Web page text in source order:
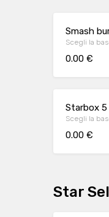
Smash
Scegli la
0.00 €
Starbox
Scegli la
0.00 €
Star